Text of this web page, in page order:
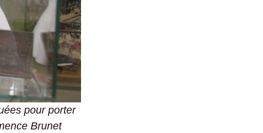
pour porter
Brunet